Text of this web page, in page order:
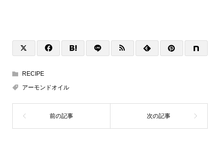
RECIPE
アーモンドオイル